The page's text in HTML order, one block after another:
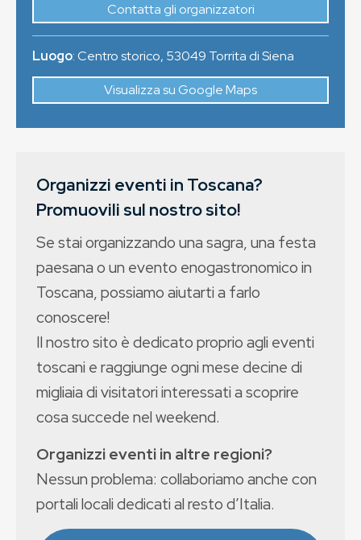
Contatta gli organizzatori
Luogo:Centro storico, 53049 Torrita di Siena
Visualizza su Google Maps
Organizzi eventi in Toscana?
Promuovili sul nostro sito!
Se stai organizzando una sagra, una festa
paesana o un evento enogastronomico in
Toscana, possiamo aiutarti a farlo
conoscere!
Il nostro sito è dedicato proprio agli eventi
toscani e raggiunge ogni mese decine di
migliaia di visitatori interessati a scoprire
cosa succede nel weekend.
Organizzi eventi in altre regioni?
Nessun problema: collaboriamo anche con
portali locali dedicati al resto d’Italia.